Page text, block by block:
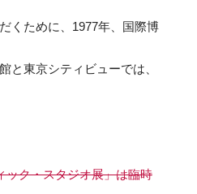
くために、1977年、国際博
と東京シティビューでは、
ック・スタジオ展」は臨時